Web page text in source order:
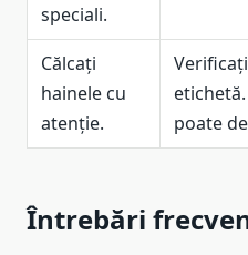
speciali.
Călcați
hainele cu
atenție.
poate
Întrebări